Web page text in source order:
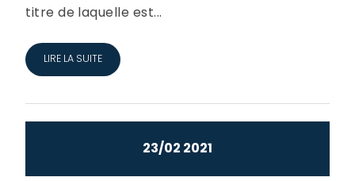
titre de laquelle est...
LIRE LA SUITE
23/02 2021